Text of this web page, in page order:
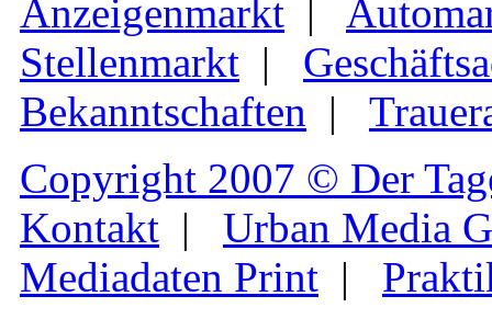
Anzeigenmarkt |
Stellenmarkt |
Bekanntschaften |
Copyright 2007 © Der
Kontakt | Urban Media
Mediadaten Print |